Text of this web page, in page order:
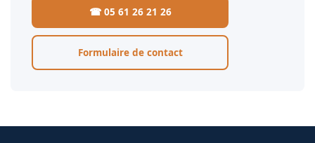
☎ 05 61 26 21 26
Formulaire de contact